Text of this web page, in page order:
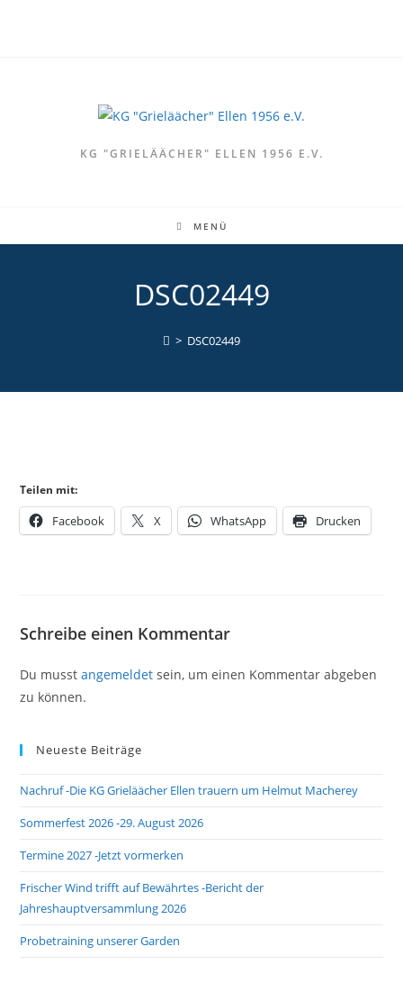
KG "GRIELÄÄCHER" ELLEN 1956 E.V.
MENÜ
DSC02449
> DSC02449
Teilen mit:
Facebook X WhatsApp Drucken
Schreibe einen Kommentar
Du musstangemeldet sein, um einen Kommentar abgeben
zu können.
Neueste Beiträge
Nachruf -Die KG Grieläächer Ellen trauern um Helmut Macherey
Sommerfest 2026 -29. August 2026
Termine 2027 -Jetzt vormerken
Frischer Wind trifft auf Bewährtes -Bericht der
Jahreshauptversammlung 2026
Probetraining unserer Garden